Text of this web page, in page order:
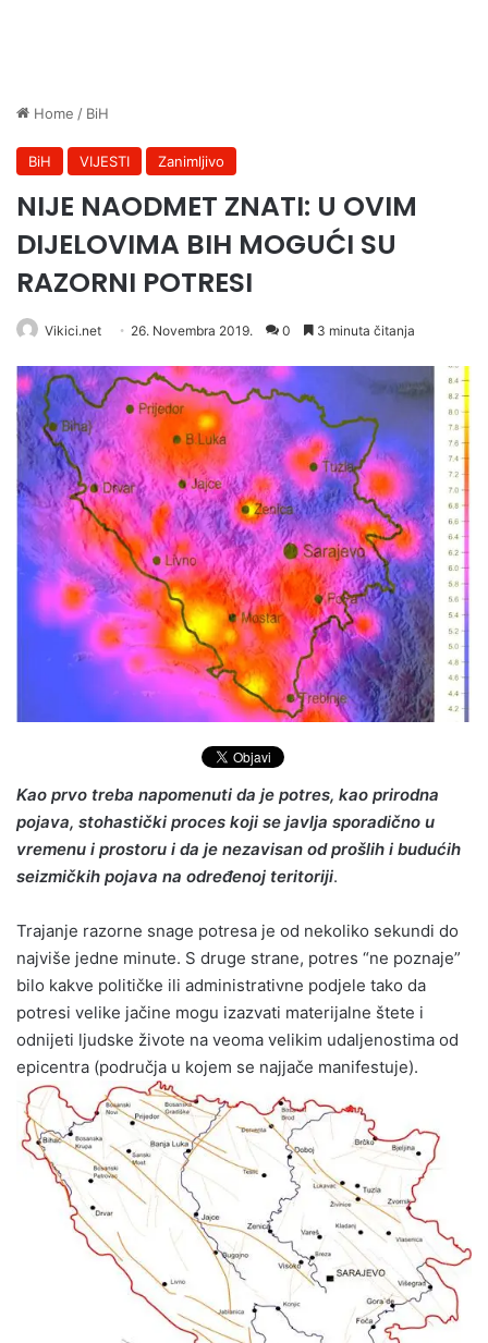
Home / BiH
BiH VIJESTI Zanimljivo
NIJE NAODMET ZNATI: U OVIM
DIJELOVIMA BIH MOGUĆI SU
RAZORNI POTRESI
Vikici.net 26. Novembra 2019. 0 3 minuta čitanja
Kao prvo treba napomenuti da je potres, kao prirodna
pojava, stohastički proces koji se javlja sporadično u
vremenu i prostoru i da je nezavisan od prošlih i budućih
seizmičkih pojava na određenoj teritoriji.
Trajanje razorne snage potresa je od nekoliko sekundi do
najviše jedne minute. S druge strane, potres “ne poznaje”
bilo kakve političke ili administrativne podjele tako da
potresi velike jačine mogu izazvati materijalne štete i
odnijeti ljudske živote na veoma velikim udaljenostima od
epicentra (područja u kojem se najjače manifestuje).